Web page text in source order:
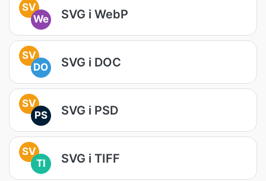
SV
We
SVG i WebP
SV
DO
SVG i DOC
SV
PS
SVG i PSD
SV
TI
SVG i TIFF